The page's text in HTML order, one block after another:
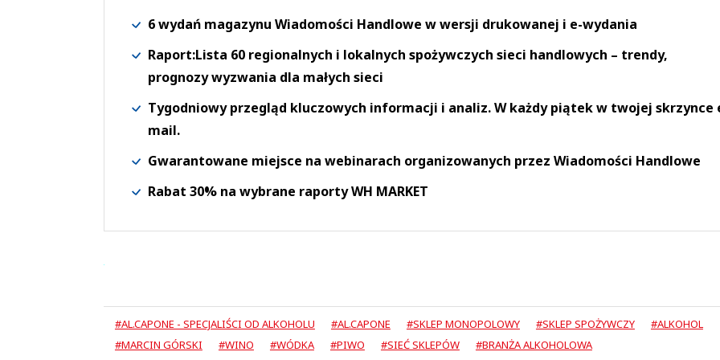
6 wydań magazynu Wiadomości Handlowe w wersji drukowanej i e-wydania
Raport:Lista 60 regionalnych i lokalnych spożywczych sieci handlowych – trendy,
prognozy wyzwania dla małych sieci
Tygodniowy przegląd kluczowych informacji i analiz. W każdy piątek w twojej skrzynce
mail.
Gwarantowane miejsce na webinarach organizowanych przez Wiadomości Handlowe
Rabat 30% na wybrane raporty WH MARKET
#AL.CAPONE - SPECJALIŚCI OD ALKOHOLU #AL.CAPONE #SKLEP MONOPOLOWY #SKLEP SPOŻYWCZY
#ALKOHOL
#MARCIN GÓRSKI
#WINO #WÓDKA #PIWO #SIEĆ SKLEPÓW #BRANŻA ALKOHOLOWA